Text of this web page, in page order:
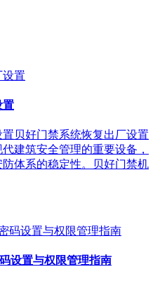
置
贝好门禁系统恢复出厂设置
建筑安全管理的重要设备，
体系的稳定性。贝好门禁机
设置与权限管理指南